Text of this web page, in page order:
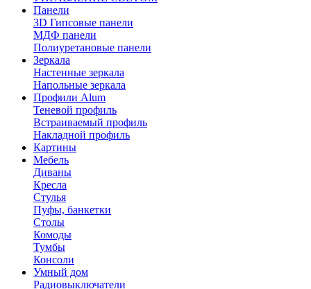
Панели
3D Гипсовые панели
МДФ панели
Полиуретановые панели
Зеркала
Настенные зеркала
Напольные зеркала
Профили Alum
Теневой профиль
Встраиваемый профиль
Накладной профиль
Картины
Мебель
Диваны
Кресла
Стулья
Пуфы, банкетки
Столы
Комоды
Тумбы
Консоли
Умный дом
Радиовыключатели